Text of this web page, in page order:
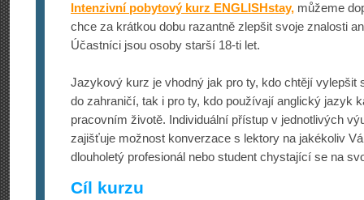
Intenzivní pobytový kurz ENGLISHstay, můžeme
chce za krátkou dobu razantně zlepšit svoje znalosti
Účastníci jsou osoby starší 18-ti let.
Jazykový kurz je vhodný jak pro ty, kdo chtějí vylepšit
do zahraničí, tak i pro ty, kdo používají anglický jazyk
pracovním životě. Individuální přístup v jednotlivých
zajišťuje možnost konverzace s lektory na jakékoliv
dlouholetý profesionál nebo student chystající se na
Cíl kurzu